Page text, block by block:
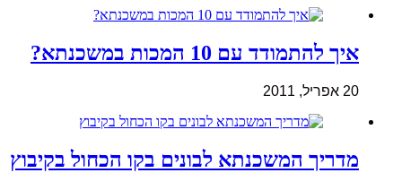
איך להתמודד עם 10 המכות במשכנתא?
20 אפריל, 2011
מדריך המשכנתא לבונים בקו הכחול בקיבוץ